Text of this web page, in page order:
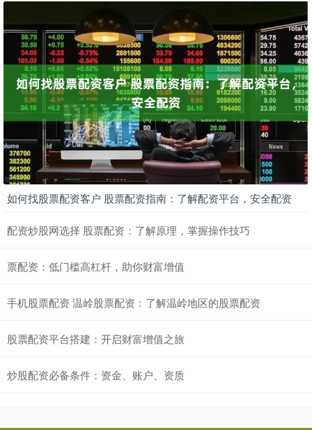
如何找股票配资客户 股票配资指南：了解配资平台，安全配资
配资炒股网选择 股票配资：了解原理，掌握操作技巧
票配资：低门槛高杠杆，助你财富增值
手机股票配资 温岭股票配资：了解温岭地区的股票配资
股票配资平台搭建：开启财富增值之旅
炒股配资必备条件：资金、账户、资质